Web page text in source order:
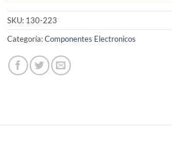
SKU: 130-223
Categoría:Componentes Electronicos